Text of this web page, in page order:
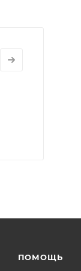
ПОМОЩЬ